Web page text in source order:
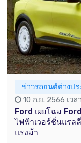
ข่าวรถยนต์ต่างปร
10 ก.ย. 2566 เวล
Ford เผยโฉม
ไฟฟ้าเวอร์ชั่นแร
แรงม้า